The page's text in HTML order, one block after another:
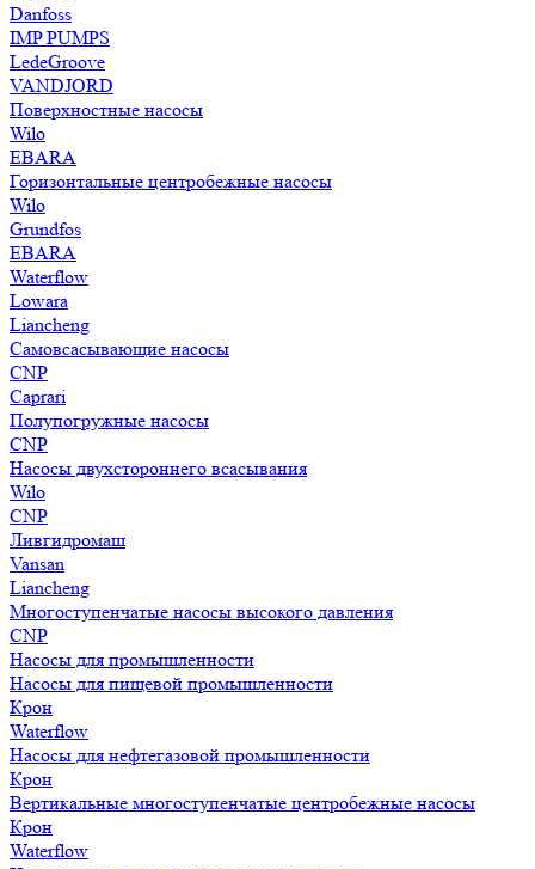
Danfoss
IMP PUMPS
LedeGroove
VANDJORD
Поверхностные насосы
Wilo
EBARA
Горизонтальные центробежные насосы
Wilo
Grundfos
EBARA
Waterflow
Lowara
Liancheng
Самовсасывающие насосы
CNP
Caprari
Полупогружные насосы
CNP
Насосы двухстороннего всасывания
Wilo
CNP
Ливгидромаш
Vansan
Liancheng
Многоступенчатые насосы высокого давления
CNP
Насосы для промышленности
Насосы для пищевой промышленности
Крон
Waterflow
Насосы для нефтегазовой промышленности
Крон
Вертикальные многоступенчатые центробежные насосы
Крон
Waterflow